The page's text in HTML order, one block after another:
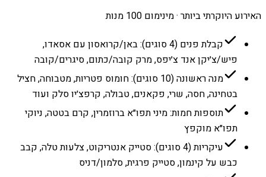
האירוע היוקרתי ביותר · מינימום 100 מנות
קבלת פנים (4 סוגים): באן/קרואסון עם אסאדו,
פיש/צ׳יקן אנד צ׳יפס, מרק קובה/כתום, סיגרים/קובה
מנה ראשונה (10 סוגים): חומוס פטריות, מטבוחה, חציל
בטחינה, חסה, שרי, פקאנים, טבולה, קרפצ׳יו סלק ועוד
תוספות חמות: מיני תפו״א ברוזמרין, קרם בטטה, ניוקי
תפו״א מוקפץ
עיקריות (4 סוגים): סטייק אנטריקוט, צלעות טלה, קבב
כבש על קינמון, סטייק פרגית, סלמון/דניס